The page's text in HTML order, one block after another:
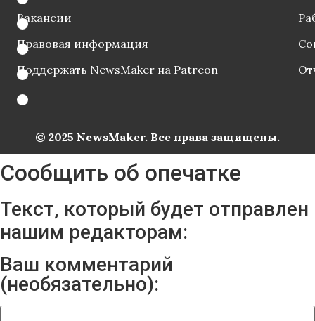
Вакансии
Правовая информация
Поддержать NewsMaker на Patreon
© 2025 NewsMaker. Все права защищены.
Сообщить об опечатке
Текст, который будет отправлен
нашим редакторам:
Ваш комментарий
(необязательно):